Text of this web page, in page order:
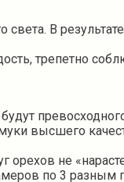
В
трепетно
высшего
орехов не
по 3 разным